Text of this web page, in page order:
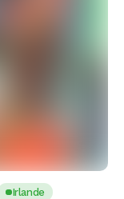
Irlande